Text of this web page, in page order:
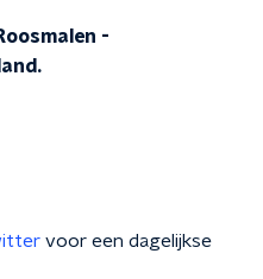
-
voor een dagelijkse